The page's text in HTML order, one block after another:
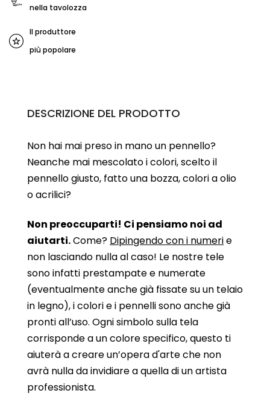
nella tavolozza
Il produttore
più popolare
DESCRIZIONE DEL PRODOTTO
Non hai mai preso in mano un pennello?
Neanche mai mescolato i colori, scelto il
pennello giusto, fatto una bozza, colori a olio
o acrilici?
Non preoccuparti! Ci pensiamo noi ad
aiutarti.Come? Dipingendo con i numerie
non lasciando nulla al caso! Le nostre tele
sono infatti prestampate e numerate
(eventualmente anche già fissate su un telaio
in legno), i colori e i pennelli sono anche già
pronti all’uso. Ogni simbolo sulla tela
corrisponde a un colore specifico, questo ti
aiuterà a creare un’opera d'arte che non
avrà nulla da invidiare a quella di un artista
professionista.